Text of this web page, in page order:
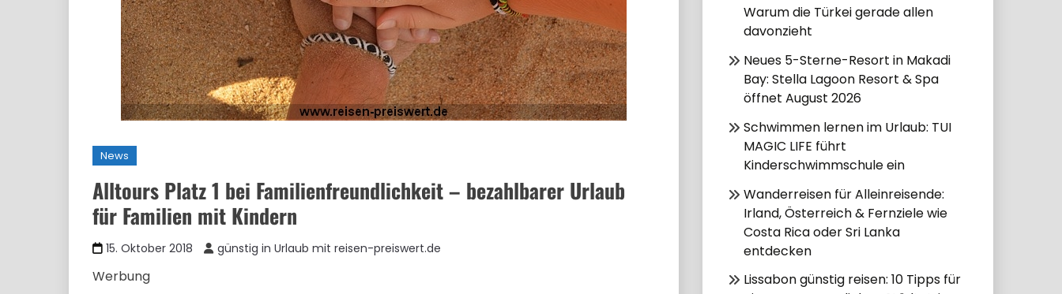
News
Alltours Platz 1 bei Familienfreundlichkeit – bezahlbarer Urlaub
für Familien mit Kindern
15. Oktober 2018 günstig in Urlaub mit reisen-preiswert.de
Werbung
Warum die Türkei gerade allen
davonzieht
Neues 5-Sterne-Resort in Makadi
Bay: Stella Lagoon Resort & Spa
öffnet August 2026
Schwimmen lernen im Urlaub: TUI
MAGIC LIFE führt
Kinderschwimmschule ein
Wanderreisen für Alleinreisende:
Irland, Österreich & Fernziele wie
Costa Rica oder Sri Lanka
entdecken
Lissabon günstig reisen: 10 Tipps für